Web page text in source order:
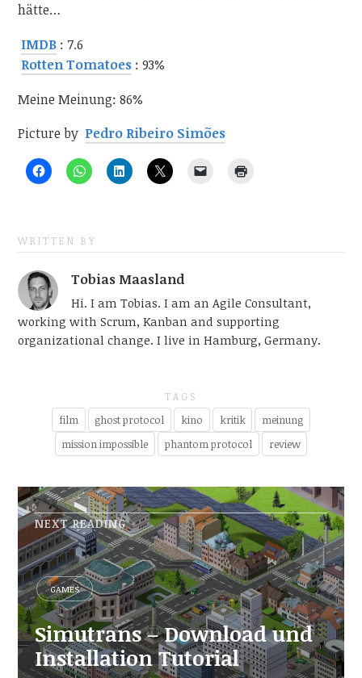
hätte…
IMDB : 7.6
Rotten Tomatoes : 93%
Meine Meinung: 86%
Picture by Pedro Ribeiro Simões
WRITTEN BY
Tobias Maasland
Hi. I am Tobias. I am an Agile Consultant,
working with Scrum, Kanban and supporting
organizational change. I live in Hamburg, Germany.
TAGS
film ghost protocol kino kritik
meinung
mission impossible
phantom protocol review
NEXT READING
GAMES
Simutrans – Download und
Installation Tutorial